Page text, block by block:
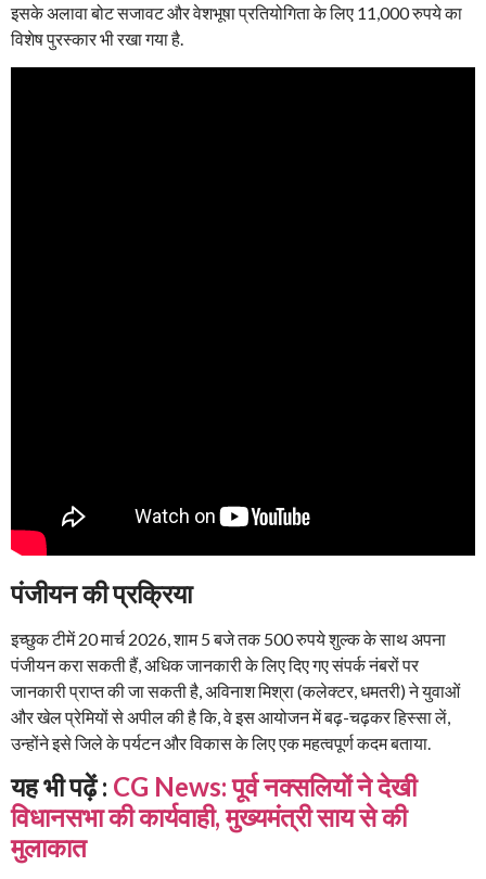
इसके अलावा बोट सजावट और वेशभूषा प्रतियोगिता के लिए 11,000 रुपये का
विशेष पुरस्कार भी रखा गया है.
पंजीयन की प्रक्रिया
इच्छुक टीमें 20 मार्च 2026, शाम 5 बजे तक 500 रुपये शुल्क के साथ अपना
पंजीयन करा सकती हैं, अधिक जानकारी के लिए दिए गए संपर्क नंबरों पर
जानकारी प्राप्त की जा सकती है, अविनाश मिश्रा (कलेक्टर, धमतरी) ने युवाओं
और खेल प्रेमियों से अपील की है कि, वे इस आयोजन में बढ़-चढ़कर हिस्सा लें,
उन्होंने इसे जिले के पर्यटन और विकास के लिए एक महत्वपूर्ण कदम बताया.
यह भी पढ़ें : CG News: पूर्व नक्सलियों ने देखी
विधानसभा की कार्यवाही, मुख्यमंत्री साय से की
मुलाकात